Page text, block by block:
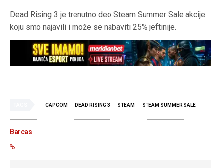
Dead Rising 3 je trenutno deo Steam Summer Sale akcije
koju smo najavili i može se nabaviti 25% jeftinije.
CAPCOM DEAD RISING 3 STEAM STEAM SUMMER SALE
Barcas